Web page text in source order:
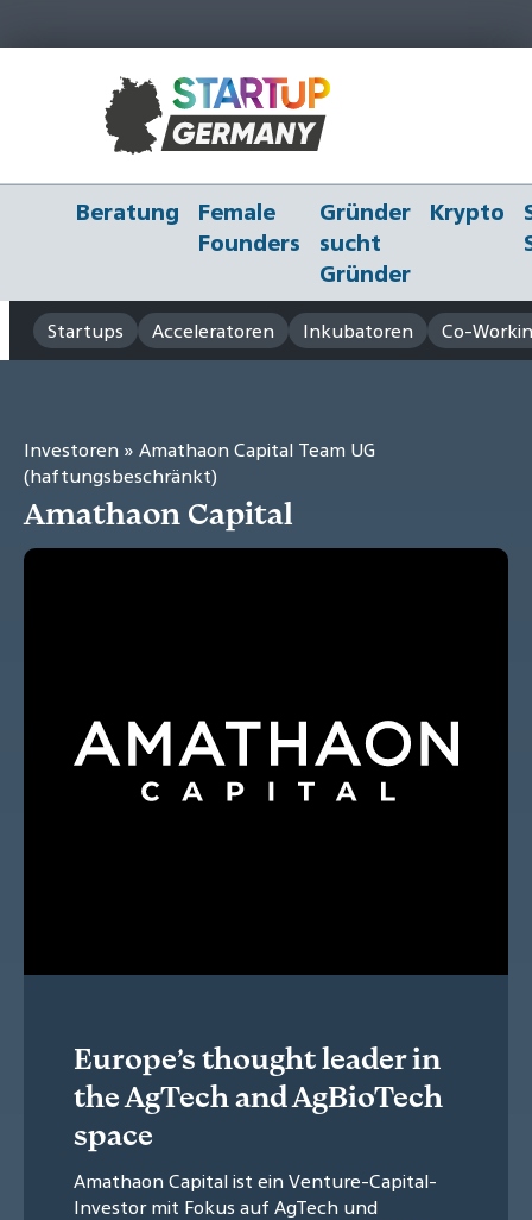
Beratung
Female
Founders
Gründer
sucht
Gründer
Krypto
Startups Acceleratoren Inkubatoren Co-
Investoren » Amathaon Capital Team UG
(haftungsbeschränkt)
Amathaon Capital
Europe’s thought leader in
the AgTech and AgBioTech
space
Amathaon Capital ist ein Venture-Capital-
Investor mit Fokus auf AgTech und